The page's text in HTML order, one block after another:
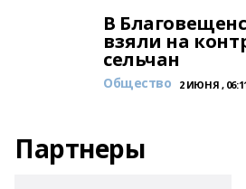
В
взяли на
сельчан
Общество 2 ИЮНЯ ,
Партнеры